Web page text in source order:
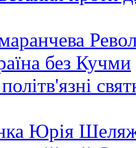
без Кучми
Юрія